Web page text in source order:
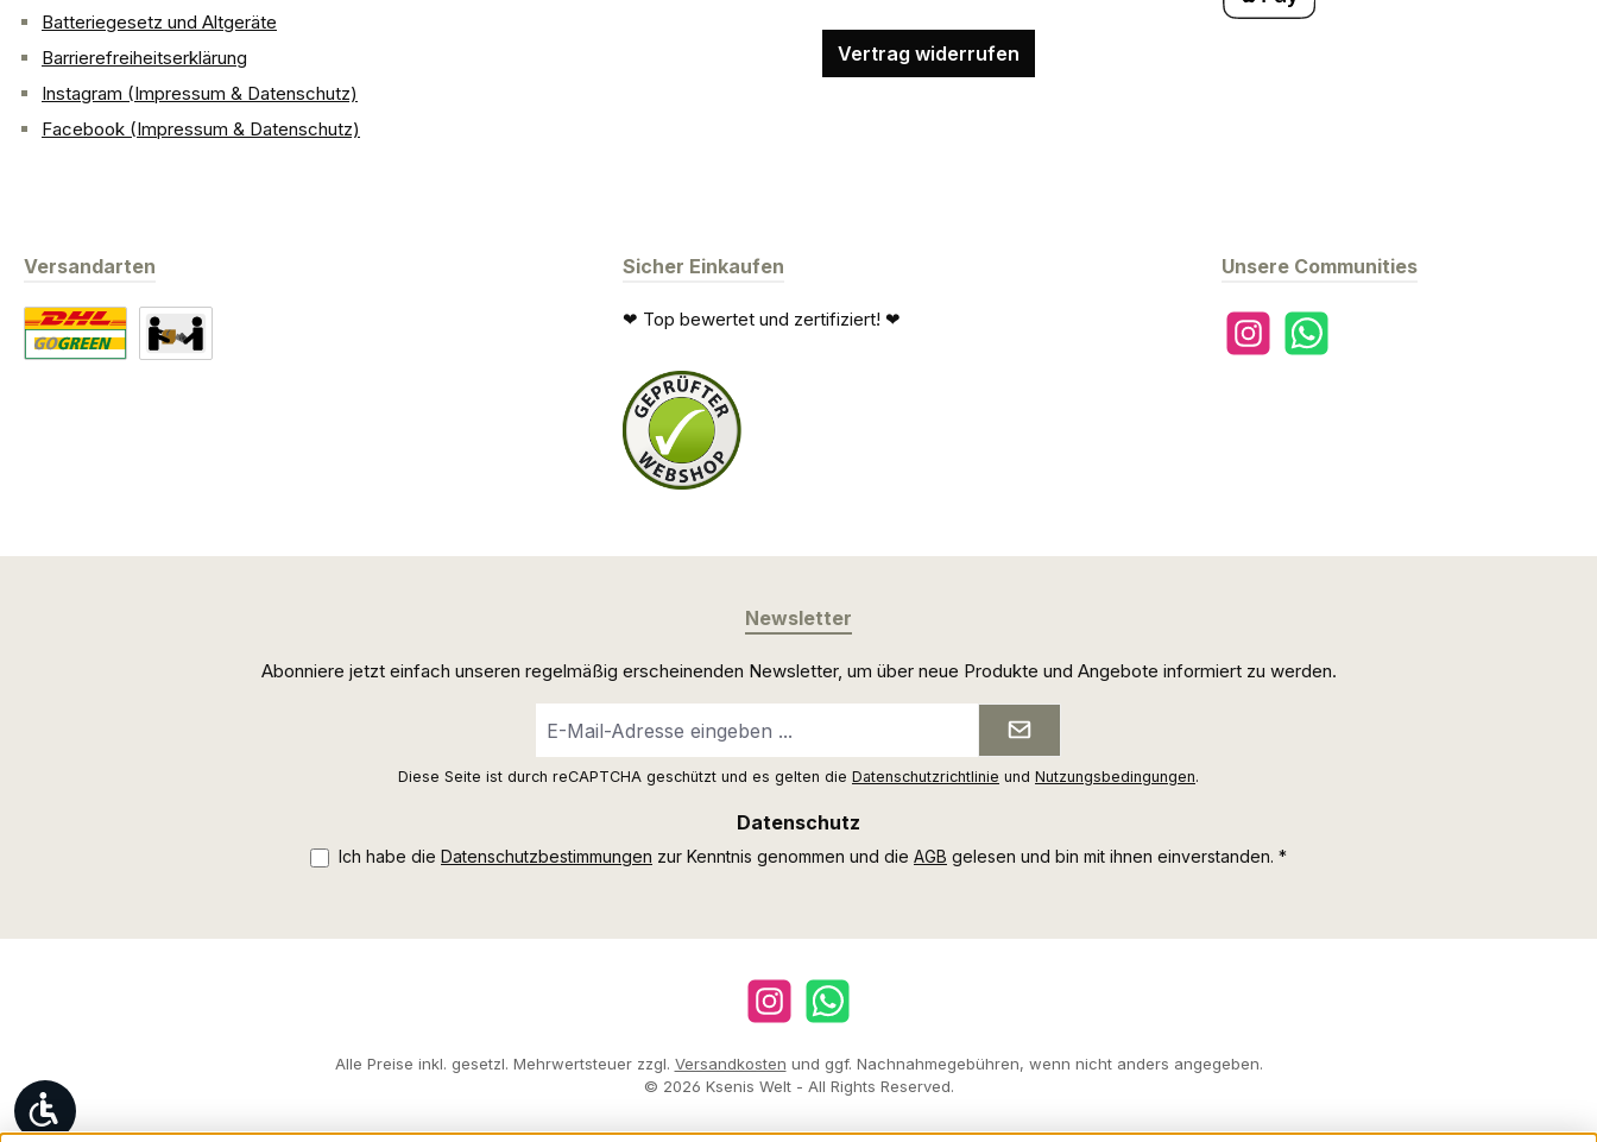
Batteriegesetz und Altgeräte
Barrierefreiheitserklärung
Instagram (Impressum & Datenschutz)
Facebook (Impressum & Datenschutz)
Vertrag widerrufen
Unsere Communities
InstagramWhatsApp
Versandarten Sicher Einkaufen
❤ Top bewertet und zertifiziert! ❤
Newsletter
Abonniere jetzt einfach unseren regelmäßig erscheinenden Newsletter, um über neue Produkte und Angebote informiert zu werden.
Mail-
Diese Seite ist durch reCAPTCHA geschützt und es gelten die Datenschutzrichtlinie und Nutzungsbedingungen.
Datenschutz
Ich habe die Datenschutzbestimmungen zur Kenntnis genommen und die AGB gelesen und bin mit ihnen einverstanden. *
InstagramWhatsApp
Alle Preise inkl. gesetzl. Mehrwertsteuer zzgl. Versandkosten und ggf. Nachnahmegebühren, wenn nicht anders angegeben.
© 2026 Ksenis Welt - All Rights Reserved.
Werkzeugleiste anzeigen